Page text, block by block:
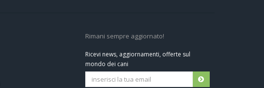
Rimani sempre aggiornato!
Ricevi news, aggiornamenti, offerte sul
mondo dei cani